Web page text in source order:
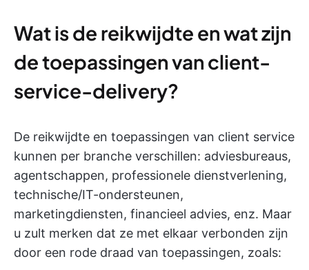
Wat is de reikwijdte en wat zijn
de toepassingen van client-
service-delivery?
De reikwijdte en toepassingen van client service
kunnen per branche verschillen: adviesbureaus,
agentschappen, professionele dienstverlening,
technische/IT-ondersteunen,
marketingdiensten, financieel advies, enz. Maar
u zult merken dat ze met elkaar verbonden zijn
door een rode draad van toepassingen, zoals: